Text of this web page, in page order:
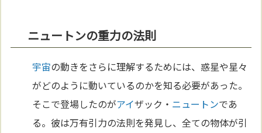
ニュートンの重力の法則
宇宙の動きをさらに理解するためには、惑星や星々
がどのように動いているのかを知る必要があった。
そこで登場したのがアイザック・ ニュートンであ
る。彼は万有引力の法則を発見し、全ての物体が引